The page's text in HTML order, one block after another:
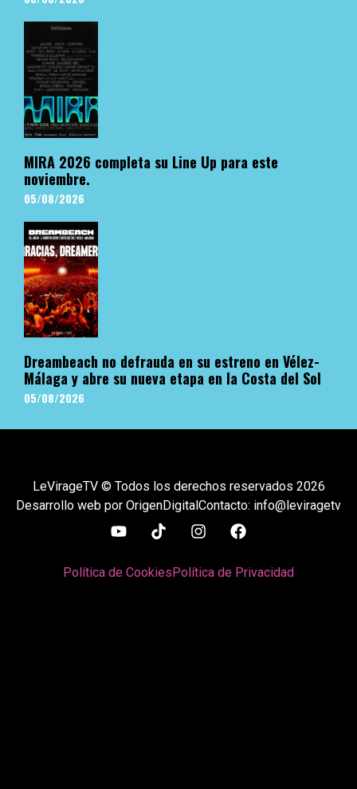
MIRA 2026 completa su Line Up para este
noviembre.
05/08/2026
Dreambeach no defrauda en su estreno en Vélez-
Málaga y abre su nueva etapa en la Costa del Sol
05/08/2026
LeVirageTV © Todos los derechos reservados 2026
Desarrollo web por OrigenDigitalContacto: info@leviragetv
Política de CookiesPolítica de Privacidad